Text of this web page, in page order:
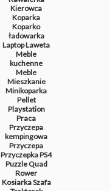
Kierowca
Koparka
Koparko
ładowarka
LaptopLaweta
Meble
kuchenne
Meble
Mieszkanie
Minikoparka
Pellet
Playstation
Praca
Przyczepa
kempingowa
Przyczepa
PrzyczepkaPS4
PuzzleQuad
Rower
KosiarkaSzafa